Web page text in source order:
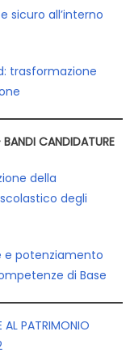
sicuro all’interno
trasformazione
CANDIDATURE
della
degli
e potenziamento
di Base
AL PATRIMONIO